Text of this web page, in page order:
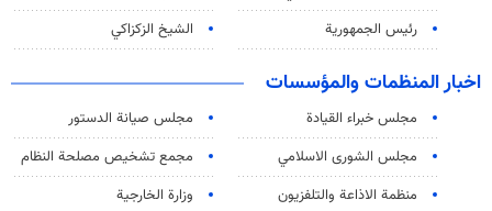
رئيس الجمهورية
الشيخ الزكزاكي
اخبار المنظمات والمؤسسات
مجلس خبراء القيادة
مجلس صيانة الدستور
مجلس الشورى الاسلامي
مجمع تشخيص مصلحة النظام
منظمة الاذاعة والتلفزیون
وزارة الخارجية